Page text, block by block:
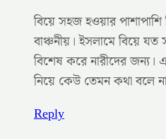
বিয়ে সহজ হওয়ার
বাঞ্চনীয়। ইসলামে বিয়ে
বিশেষ করে নারীদের জন্য।
নিয়ে কেউ তেমন কথা বলে
Reply